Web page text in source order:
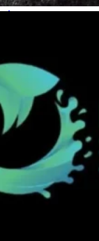
alors que le